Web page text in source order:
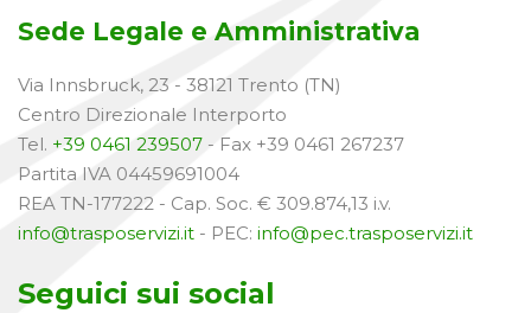
Sede Legale e Amministrativa
Via Innsbruck, 23 - 38121 Trento (TN)
Centro Direzionale Interporto
Tel. +39 0461 239507 - Fax +39 0461 267237
Partita IVA 04459691004
REA TN-177222 - Cap. Soc. € 309.874,13 i.v.
info@trasposervizi.it - PEC: info@pec.trasposervizi.it
Seguici sui social